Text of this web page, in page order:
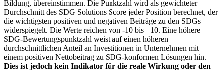
Bildung, übereinstimmen. Die Punktzahl wird als gewichteter
Durchschnitt des SDG Solutions Score jeder Position berechnet, der
die wichtigsten positiven und negativen Beiträge zu den SDGs
widerspiegelt. Die Werte reichen von -10 bis +10. Eine höhere
SDG-Bewertungspunktzahl weist auf einen höheren
durchschnittlichen Anteil an Investitionen in Unternehmen mit
einem positiven Nettobeitrag zu SDG-konformen Lösungen hin.
Dies ist jedoch kein Indikator für die reale Wirkung oder den